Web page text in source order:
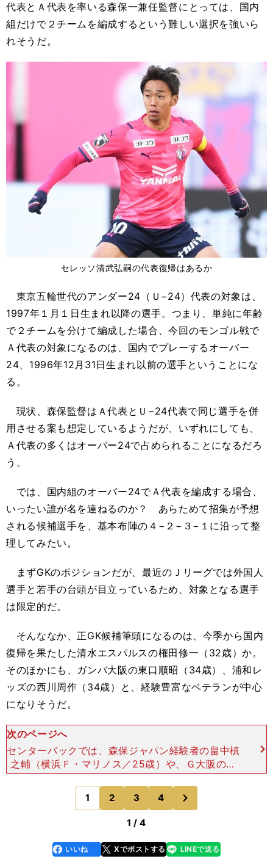
代表とＡ代表を率いる森保一兼任監督にとっては、国内
組だけで２チームを編成するという難しい選択を強いら
れそうだ。
セレッソ清武弘嗣の代表復帰はあるか
東京五輪世代のアンダー24（Ｕ−24）代表の対象は、
1997年１月１日生まれ以降の選手。つまり、単純に年齢
で２チームを分けて編成した場合、今回のモンゴル戦で
Ａ代表の対象になるのは、国内でプレーするオーバー
24、1996年12月31日生まれ以前の選手ということにな
る。
現状、森保監督はＡ代表とＵ−24代表で同じ選手を併
用させる案も想定しているようだが、いずれにしても、
Ａ代表の多くはオーバー24で占められることになるだろ
う。
では、国内組のオーバー24でＡ代表を編成する場合、
いったい誰が名を連ねるのか？ あらためて招集が予想
される候補選手を、基本布陣の４−２−３−１に沿って整
理してみたい。
まずGKのポジションだが、最近のＪリーグでは外国人
選手と若手の台頭が目立っているため、対象となる選手
は限定的だ。
そんななか、正GK候補筆頭になるのは、今季から国内
復帰を果たした清水エスパルスの権田修一（32歳）か。
そのほかにも、ガンバ大阪の東口順昭（34歳）、浦和レ
ッズの西川周作（34歳）と、経験豊富なベテランが中心
になりそうだ。
次のページへ
センターバックでは、森保ジャパン経験者の畠中槙
之輔（横浜Ｆ・マリノス／25歳）や、Ｇ大阪の三
浦弦太（26歳）、昌子源（28歳）が有力。ただ
し、昌子のコンディションが上がってこない現状を
考えると、成長著
1 2 3 4
のページへ
1 / 4
faceboo
k
いいね Xでポストする
line LINEで送る